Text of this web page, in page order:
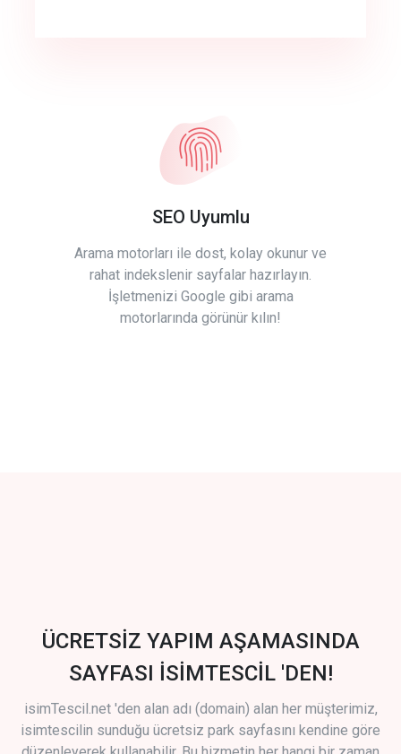
SEO Uyumlu
Arama motorları ile dost, kolay okunur ve
rahat indekslenir sayfalar hazırlayın.
İşletmenizi Google gibi arama
motorlarında görünür kılın!
ÜCRETSİZ YAPIM AŞAMASINDA
SAYFASI İSİMTESCİL 'DEN!
isimTescil.net 'den alan adı (domain) alan her müşterimiz,
isimtescilin sunduğu ücretsiz park sayfasını kendine göre